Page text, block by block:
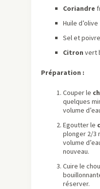
Coriandre
Huile d’olive
Sel et poivre
Citron vert
Préparation :
Couper le
quelques
volume
Egoutter le
plonger 2/3
volume
nouveau.
Cuire le
réserver.